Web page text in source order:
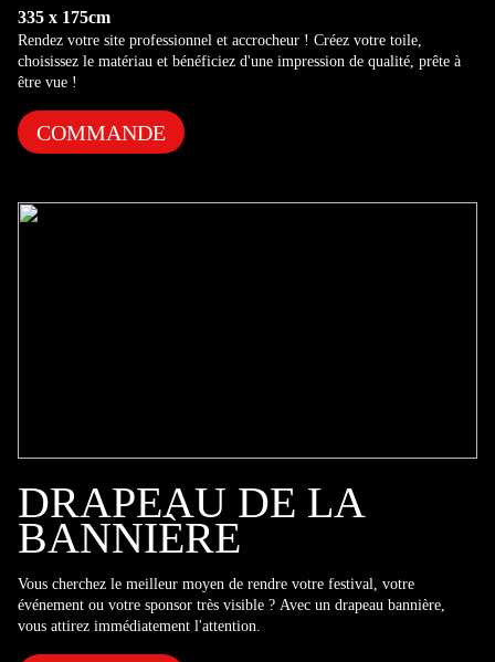
335 x 175cm
Rendez votre site professionnel et accrocheur ! Créez votre toile,
choisissez le matériau et bénéficiez d'une impression de qualité, prête à
être vue !
COMMANDE
DRAPEAU DE LA
BANNIÈRE
Vous cherchez le meilleur moyen de rendre votre festival, votre
événement ou votre sponsor très visible ? Avec un drapeau bannière,
vous attirez immédiatement l'attention.